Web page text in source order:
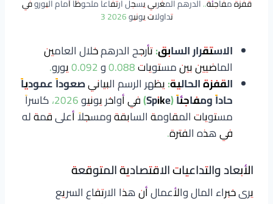
قفزة مفاجئة.. الدرهم المغربي يسجل ارتفاعاً ملحوظاً أمام اليورو في
تداولات يونيو 2026 3
الاستقرار السابق:تأرجح الدرهم خلال العامين
الماضيين بين مستويات 0.088 و 0.092 يورو.
القفزة الحالية:يظهر الرسم البيانيصعوداً عمودياً
حاداً ومفاجئاً (Spike)
في أواخر يونيو 2026، كاسراً
مستويات المقاومة السابقة ومسجلاً أعلى قمة له
في هذه الفترة.
الأبعاد والتداعيات الاقتصادية المتوقعة
يرى خبراء المال والأعمال أن هذا الارتفاع السريع